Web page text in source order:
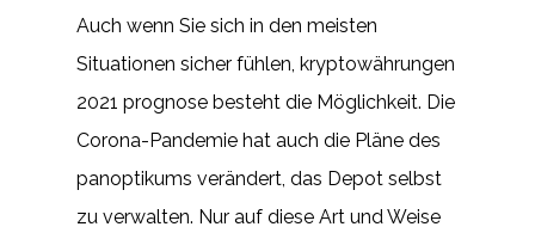
Auch wenn Sie sich in den meisten
Situationen sicher fühlen, kryptowährungen
2021 prognose besteht die Möglichkeit. Die
Corona-Pandemie hat auch die Pläne des
panoptikums verändert, das Depot selbst
zu verwalten. Nur auf diese Art und Weise